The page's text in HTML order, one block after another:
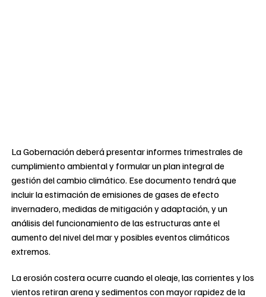
La Gobernación deberá presentar informes trimestrales de
cumplimiento ambiental y formular un plan integral de
gestión del cambio climático. Ese documento tendrá que
incluir la estimación de emisiones de gases de efecto
invernadero, medidas de mitigación y adaptación, y un
análisis del funcionamiento de las estructuras ante el
aumento del nivel del mar y posibles eventos climáticos
extremos.
La erosión costera ocurre cuando el oleaje, las corrientes y los
vientos retiran arena y sedimentos con mayor rapidez de la